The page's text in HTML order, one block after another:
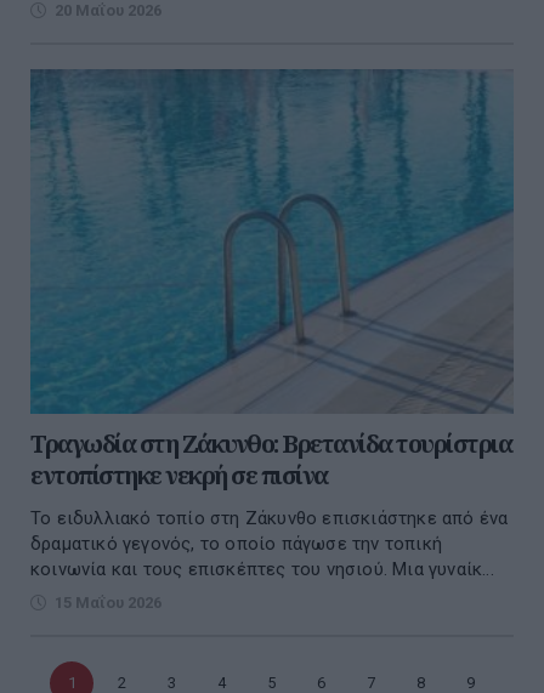
20 Μαΐου 2026
Τραγωδία στη Ζάκυνθο: Βρετανίδα τουρίστρια
εντοπίστηκε νεκρή σε πισίνα
Το ειδυλλιακό τοπίο στη Ζάκυνθο επισκιάστηκε από ένα
δραματικό γεγονός, το οποίο πάγωσε την τοπική
κοινωνία και τους επισκέπτες του νησιού. Μια γυναίκ...
15 Μαΐου 2026
Τρέχουσα
1 Σελίδα
2 Σελίδα
3 Σελίδα
4 Σελίδα
5 Σελίδα
6 Σελίδα
7 Σελίδα
8 Σελίδα
9